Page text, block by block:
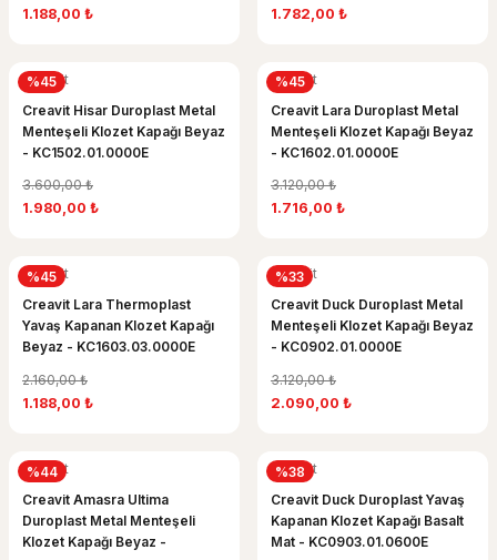
1.188,00 ₺
1.782,00 ₺
%45
Creavit
Creavit Hisar Duroplast Metal
Menteşeli Klozet Kapağı Beyaz
- KC1502.01.0000E
3.600,00 ₺
1.980,00 ₺
%45
Creavit
Creavit Lara Duroplast Metal
Menteşeli Klozet Kapağı Beyaz
- KC1602.01.0000E
3.120,00 ₺
1.716,00 ₺
%45
Creavit
Creavit Lara Thermoplast
Yavaş Kapanan Klozet Kapağı
Beyaz - KC1603.03.0000E
2.160,00 ₺
1.188,00 ₺
%33
Creavit
Creavit Duck Duroplast Metal
Menteşeli Klozet Kapağı Beyaz
- KC0902.01.0000E
3.120,00 ₺
2.090,00 ₺
%44
Creavit
Creavit Amasra Ultima
Duroplast Metal Menteşeli
Klozet Kapağı Beyaz -
%38
Creavit
Creavit Duck Duroplast Yavaş
Kapanan Klozet Kapağı Basalt
Mat - KC0903.01.0600E